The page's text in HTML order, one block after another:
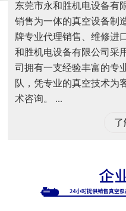
东莞市永和胜机电设备有
销售为一体的真空设备制
牌专业代理销售、维修进
和胜机电设备有限公司采
司拥有一支经验丰富的专
队，凭专业的真空技术为
术咨询。 ...
了